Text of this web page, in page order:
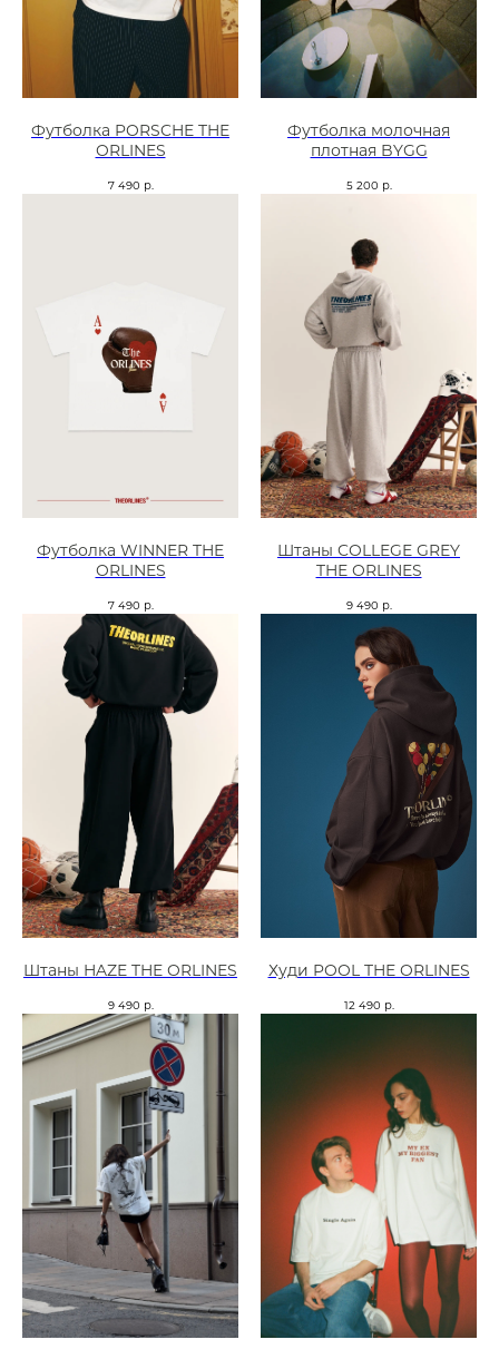
Футболка PORSCHE THE
ORLINES
7 490 р.
Футболка молочная
плотная BYGG
5 200 р.
Футболка WINNER THE
ORLINES
7 490 р.
Штаны COLLEGE GREY
THE ORLINES
9 490 р.
Штаны HAZE THE ORLINES
9 490 р.
Худи POOL THE ORLINES
12 490 р.